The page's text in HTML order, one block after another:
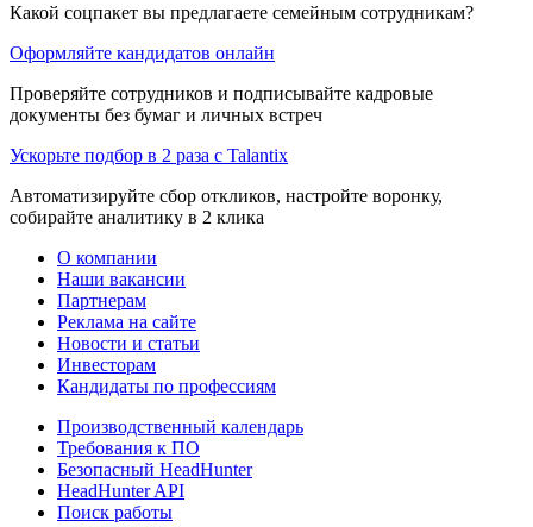
Какой соцпакет вы предлагаете семейным сотрудникам?
Оформляйте кандидатов онлайн
Проверяйте сотрудников и подписывайте кадровые
документы без бумаг и личных встреч
Ускорьте подбор в 2 раза с Talantix
Автоматизируйте сбор откликов, настройте воронку,
собирайте аналитику в 2 клика
О компании
Наши вакансии
Партнерам
Реклама на сайте
Новости и статьи
Инвесторам
Кандидаты по профессиям
Производственный календарь
Требования к ПО
Безопасный HeadHunter
HeadHunter API
Поиск работы